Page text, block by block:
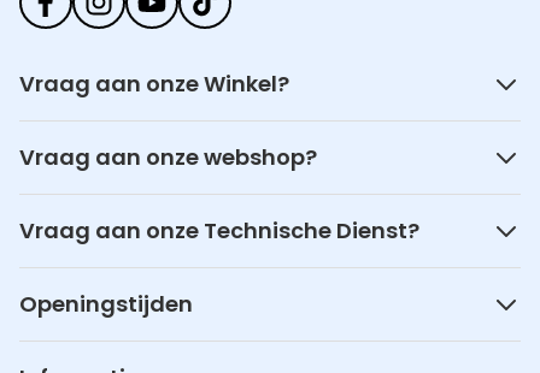
Vraag aan onze Winkel?
Vraag aan onze webshop?
Vraag aan onze Technische Dienst?
Openingstijden